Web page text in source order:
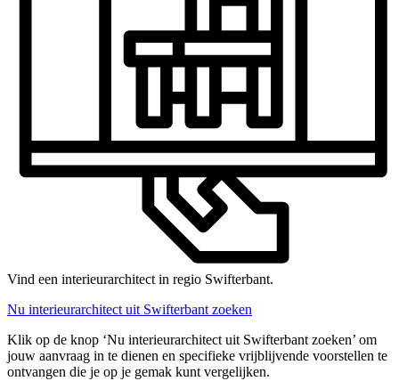
Vind een interieurarchitect in regio Swifterbant.
Nu interieurarchitect uit Swifterbant zoeken
Klik op de knop ‘Nu interieurarchitect uit Swifterbant zoeken’ om
jouw aanvraag in te dienen en specifieke vrijblijvende voorstellen te
ontvangen die je op je gemak kunt vergelijken.